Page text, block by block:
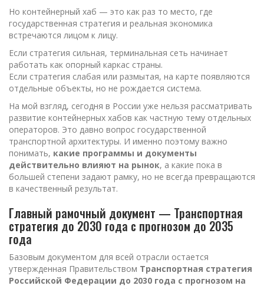
Но контейнерный хаб — это как раз то место, где
государственная стратегия и реальная экономика
встречаются лицом к лицу.
Если стратегия сильная, терминальная сеть начинает
работать как опорный каркас страны.
Если стратегия слабая или размытая, на карте появляются
отдельные объекты, но не рождается система.
На мой взгляд, сегодня в России уже нельзя рассматривать
развитие контейнерных хабов как частную тему отдельных
операторов. Это давно вопрос государственной
транспортной архитектуры. И именно поэтому важно
понимать, какие программы и документы
действительно влияют на рынок, а какие пока в
большей степени задают рамку, но не всегда превращаются
в качественный результат.
Главный рамочный документ — Транспортная
стратегия до 2030 года с прогнозом до 2035
года
Базовым документом для всей отрасли остается
утвержденная Правительством Транспортная стратегия
Российской Федерации до 2030 года с прогнозом на